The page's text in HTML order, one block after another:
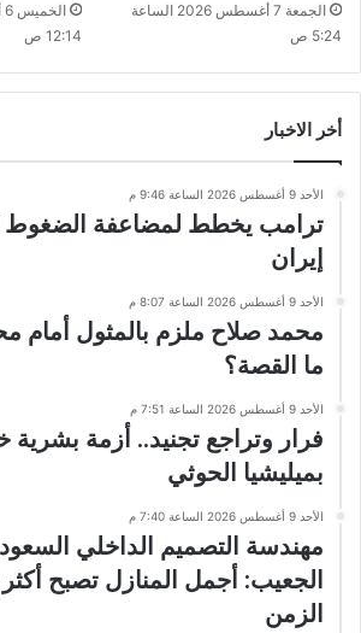
الجمعة 7 أغسطس 2026 الساعة
5:24 ص
12:14 ص
أخر الاخبار
الأحد 9 أغسطس 2026 الساعة 9:46 م
ترامب يخطط لمضاعفة الضغوط
إيران
الأحد 9 أغسطس 2026 الساعة 8:07 م
محمد صلاح ملزم بالمثول أمام
ما القصة؟
الأحد 9 أغسطس 2026 الساعة 7:51 م
فرار وتراجع تجنيد.. أزمة
بميليشيا الحوثي
الأحد 9 أغسطس 2026 الساعة 7:40 م
مهندسة التصميم الداخلي
الجعيب: أجمل المنازل تصبح
الزمن